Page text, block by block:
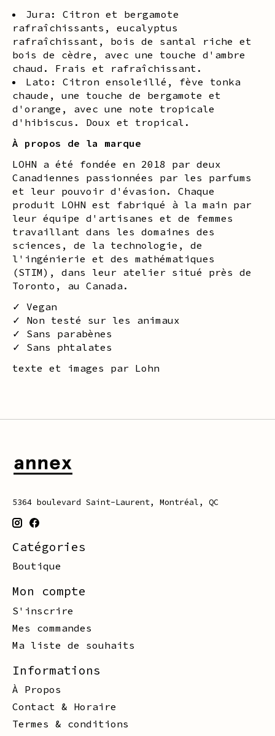
Jura: Citron et bergamote
rafraîchissants, eucalyptus
rafraîchissant, bois de santal riche et
bois de cèdre, avec une touche d'ambre
chaud. Frais et rafraîchissant.
Lato: Citron ensoleillé, fève tonka
chaude, une touche de bergamote et
d'orange, avec une note tropicale
d'hibiscus. Doux et tropical.
À propos de la marque
LOHN a été fondée en 2018 par deux
Canadiennes passionnées par les parfums
et leur pouvoir d'évasion. Chaque
produit LOHN est fabriqué à la main par
leur équipe d'artisanes et de femmes
travaillant dans les domaines des
sciences, de la technologie, de
l'ingénierie et des mathématiques
(STIM), dans leur atelier situé près de
Toronto, au Canada.
✓ Vegan
✓ Non testé sur les animaux
✓ Sans parabènes
✓ Sans phtalates
texte et images par Lohn
5364 boulevard Saint-Laurent, Montréal, QC
Catégories
Boutique
Mon compte
S'inscrire
Mes commandes
Ma liste de souhaits
Informations
À Propos
Contact & Horaire
Termes & conditions